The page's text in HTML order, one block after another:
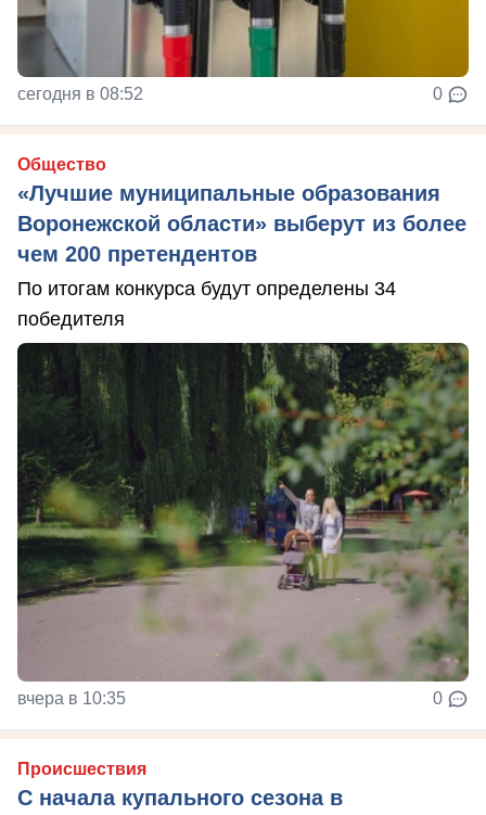
сегодня в 08:52 0
Общество
«Лучшие муниципальные образования
Воронежской области» выберут из более
чем 200 претендентов
По итогам конкурса будут определены 34
победителя
вчера в 10:35 0
Происшествия
С начала купального сезона в